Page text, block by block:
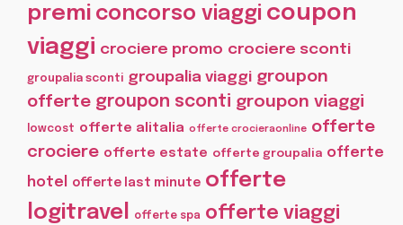
premi concorso viaggi coupon
viaggi crociere promo crociere sconti
groupalia sconti groupalia viaggi groupon
offerte groupon sconti groupon viaggi
lowcost offerte alitalia offerte crocieraonline offerte
crociere offerte estate offerte groupalia offerte
hotel
offerte last minute offerte
logitravel
offerte spa offerte viaggi